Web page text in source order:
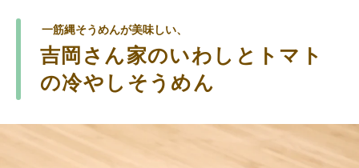
一筋縄そうめんが美味しい、
吉岡さん家のいわしとトマト
の冷やしそうめん